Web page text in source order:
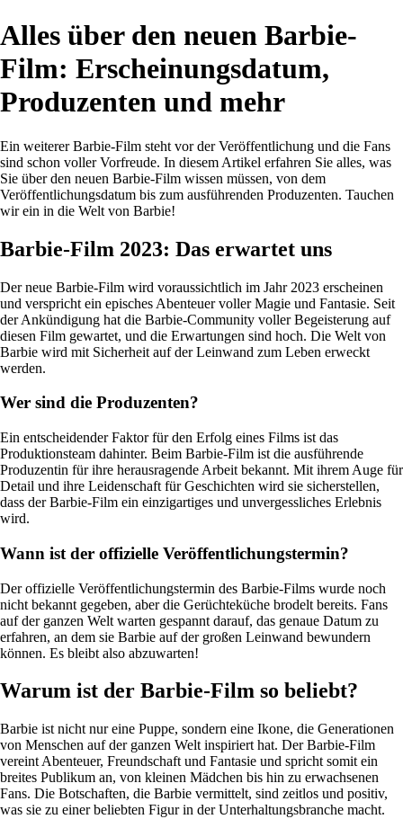
Alles über den neuen Barbie-
Film: Erscheinungsdatum,
Produzenten und mehr
Ein weiterer Barbie-Film steht vor der Veröffentlichung und die Fans
sind schon voller Vorfreude. In diesem Artikel erfahren Sie alles, was
Sie über den neuen Barbie-Film wissen müssen, von dem
Veröffentlichungsdatum bis zum ausführenden Produzenten. Tauchen
wir ein in die Welt von Barbie!
Barbie-Film 2023: Das erwartet uns
Der neue Barbie-Film wird voraussichtlich im Jahr 2023 erscheinen
und verspricht ein episches Abenteuer voller Magie und Fantasie. Seit
der Ankündigung hat die Barbie-Community voller Begeisterung auf
diesen Film gewartet, und die Erwartungen sind hoch. Die Welt von
Barbie wird mit Sicherheit auf der Leinwand zum Leben erweckt
werden.
Wer sind die Produzenten?
Ein entscheidender Faktor für den Erfolg eines Films ist das
Produktionsteam dahinter. Beim Barbie-Film ist die ausführende
Produzentin für ihre herausragende Arbeit bekannt. Mit ihrem Auge für
Detail und ihre Leidenschaft für Geschichten wird sie sicherstellen,
dass der Barbie-Film ein einzigartiges und unvergessliches Erlebnis
wird.
Wann ist der offizielle Veröffentlichungstermin?
Der offizielle Veröffentlichungstermin des Barbie-Films wurde noch
nicht bekannt gegeben, aber die Gerüchteküche brodelt bereits. Fans
auf der ganzen Welt warten gespannt darauf, das genaue Datum zu
erfahren, an dem sie Barbie auf der großen Leinwand bewundern
können. Es bleibt also abzuwarten!
Warum ist der Barbie-Film so beliebt?
Barbie ist nicht nur eine Puppe, sondern eine Ikone, die Generationen
von Menschen auf der ganzen Welt inspiriert hat. Der Barbie-Film
vereint Abenteuer, Freundschaft und Fantasie und spricht somit ein
breites Publikum an, von kleinen Mädchen bis hin zu erwachsenen
Fans. Die Botschaften, die Barbie vermittelt, sind zeitlos und positiv,
was sie zu einer beliebten Figur in der Unterhaltungsbranche macht.